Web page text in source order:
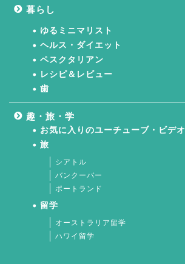
暮らし
ゆるミニマリスト
ヘルス・ダイエット
ペスクタリアン
レシピ＆レビュー
歯
趣・旅・学
お気に入りのユーチューブ・ビデオ
旅
シアトル
バンクーバー
ポートランド
留学
オーストラリア留学
ハワイ留学